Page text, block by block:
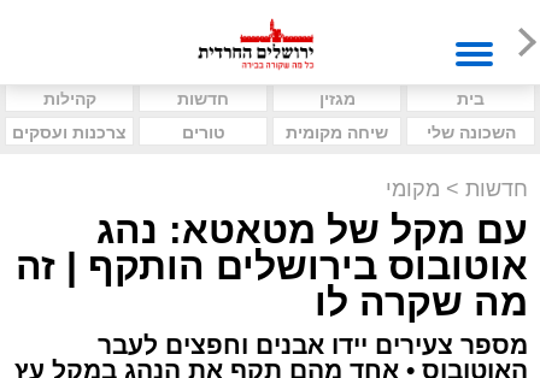
בית מגזין חדשות
קהילות
השכונה שלי
שיחה מקומית טורים צרכנות ועסקים
חדשות > מקומי
עם מקל של מטאטא: נהג
אוטובוס בירושלים הותקף | זה
מה שקרה לו
מספר צעירים יידו אבנים וחפצים לעבר
האוטובוס • אחד מהם תקף את הנהג במקל עץ